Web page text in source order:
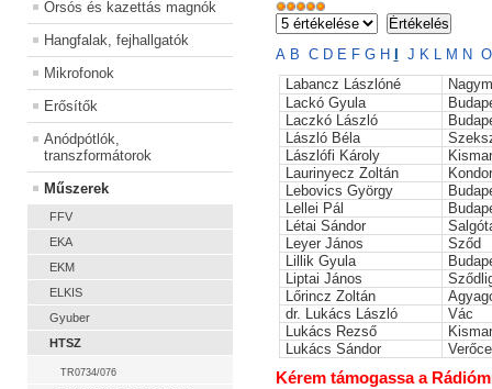
Órsós és kazettás magnók
Hangfalak, fejhallgatók
Mikrofonok
Erősítők
Anódpótlók,
transzformátorok
Műszerek
FFV
EKA
EKM
ELKIS
Gyuber
HTSZ
TR0734/076
A B C D E F G H J K L M N O
Labancz Lászlóné
Lackó Gyula
Laczkó László
László Béla
Lászlófi Károly
Laurinyecz Zoltán
Lebovics György
Lellei Pál
Létai Sándor
Leyer János
Sződ
Lillik Gyula
Liptai János
Lőrincz Zoltán
dr. Lukács László
Vác
Lukács Rezső
Lukács Sándor
Verőce
Kérem támogassa a